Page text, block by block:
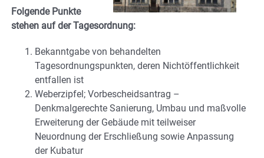
Folgende Punkte
stehen auf der Tagesordnung:
Bekanntgabe von behandelten
Tagesordnungspunkten, deren Nichtöffentlichkeit
entfallen ist
Weberzipfel; Vorbescheidsantrag –
Denkmalgerechte Sanierung, Umbau und maßvolle
Erweiterung der Gebäude mit teilweiser
Neuordnung der Erschließung sowie Anpassung
der Kubatur